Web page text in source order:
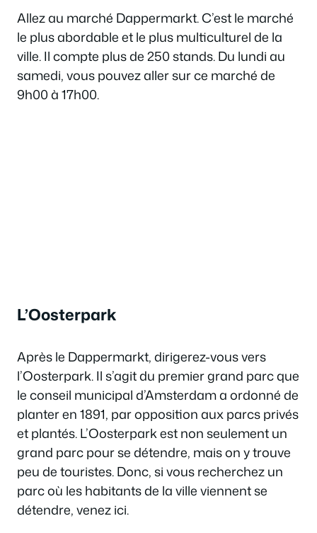
Allez au marché Dappermarkt. C’est le marché
le plus abordable et le plus multiculturel de la
ville. Il compte plus de 250 stands. Du lundi au
samedi, vous pouvez aller sur ce marché de
9h00 à 17h00.
L’Oosterpark
Après le Dappermarkt, dirigerez-vous vers
l’Oosterpark. Il s’agit du premier grand parc que
le conseil municipal d’Amsterdam a ordonné de
planter en 1891, par opposition aux parcs privés
et plantés. L’Oosterpark est non seulement un
grand parc pour se détendre, mais on y trouve
peu de touristes. Donc, si vous recherchez un
parc où les habitants de la ville viennent se
détendre, venez ici.